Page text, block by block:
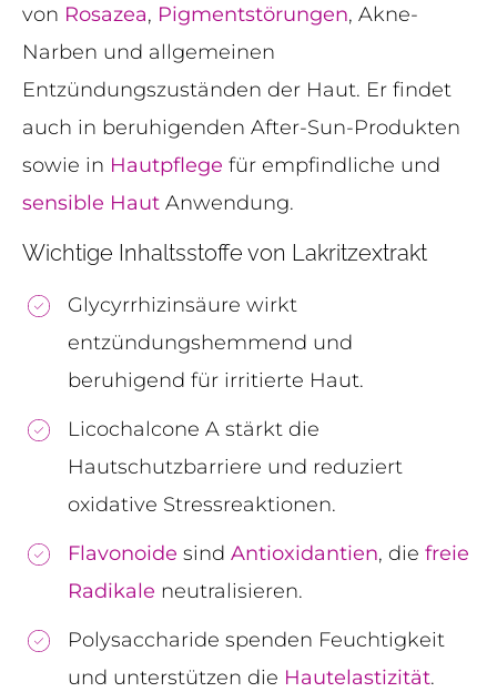
von Rosazea, Pigmentstörungen, Akne-
Narben und allgemeinen
Entzündungszuständen der Haut. Er findet
auch in beruhigenden After-Sun-Produkten
sowie in Hautpflege für empfindliche und
sensible Haut Anwendung.
Wichtige Inhaltsstoffe von Lakritzextrakt
Glycyrrhizinsäure wirkt
entzündungshemmend und
beruhigend für irritierte Haut.
Licochalcone A stärkt die
Hautschutzbarriere und reduziert
oxidative Stressreaktionen.
Flavonoide sind Antioxidantien, die freie
Radikale neutralisieren.
Polysaccharide spenden Feuchtigkeit
und unterstützen die Hautelastizität.